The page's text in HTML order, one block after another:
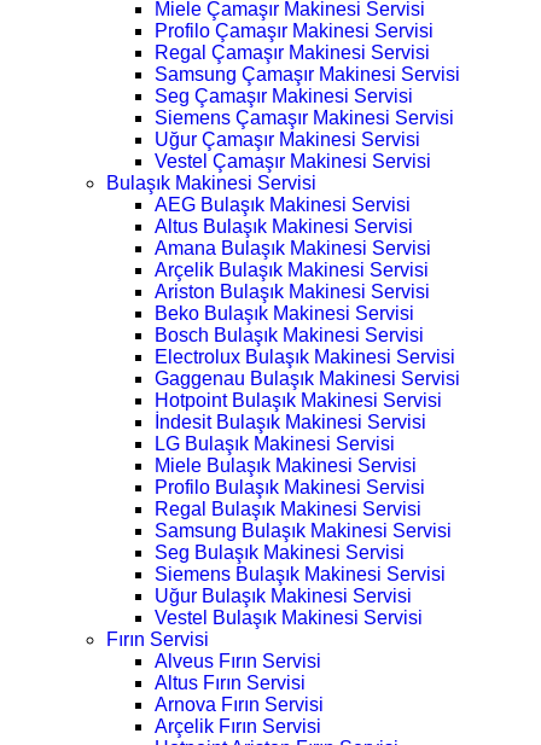
Miele Çamaşır Makinesi Servisi
Profilo Çamaşır Makinesi Servisi
Regal Çamaşır Makinesi Servisi
Samsung Çamaşır Makinesi Servisi
Seg Çamaşır Makinesi Servisi
Siemens Çamaşır Makinesi Servisi
Uğur Çamaşır Makinesi Servisi
Vestel Çamaşır Makinesi Servisi
Bulaşık Makinesi Servisi
AEG Bulaşık Makinesi Servisi
Altus Bulaşık Makinesi Servisi
Amana Bulaşık Makinesi Servisi
Arçelik Bulaşık Makinesi Servisi
Ariston Bulaşık Makinesi Servisi
Beko Bulaşık Makinesi Servisi
Bosch Bulaşık Makinesi Servisi
Electrolux Bulaşık Makinesi Servisi
Gaggenau Bulaşık Makinesi Servisi
Hotpoint Bulaşık Makinesi Servisi
İndesit Bulaşık Makinesi Servisi
LG Bulaşık Makinesi Servisi
Miele Bulaşık Makinesi Servisi
Profilo Bulaşık Makinesi Servisi
Regal Bulaşık Makinesi Servisi
Samsung Bulaşık Makinesi Servisi
Seg Bulaşık Makinesi Servisi
Siemens Bulaşık Makinesi Servisi
Uğur Bulaşık Makinesi Servisi
Vestel Bulaşık Makinesi Servisi
Fırın Servisi
Alveus Fırın Servisi
Altus Fırın Servisi
Arnova Fırın Servisi
Arçelik Fırın Servisi